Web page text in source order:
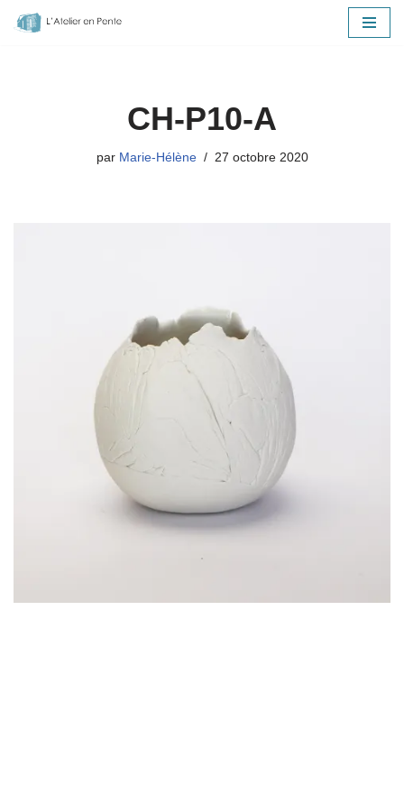
CH-P10-A
par Marie-Hélène 27 octobre 2020